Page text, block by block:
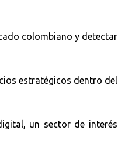
colombiano y detectar
estratégicos dentro del
un sector de interés